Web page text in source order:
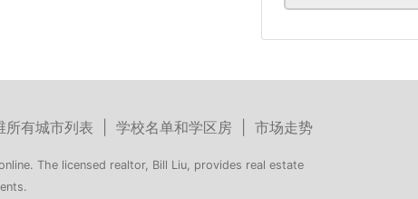
所有城市列表 学校名单和学区房 市场走势
The licensed realtor, Bill Liu, provides real estate